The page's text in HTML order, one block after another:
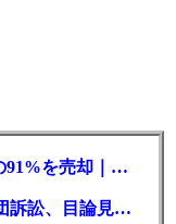
マイニング大手MARA、採掘BTCの91%を売却｜純損失6億ドル
仮想通貨カストディ大手BitGoに集団訴訟、目論見書が争点に